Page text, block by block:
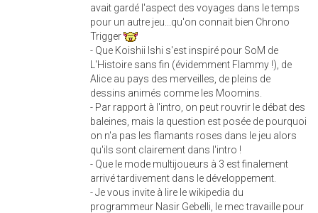
avait gardé l'aspect des voyages dans le temps
pour un autre jeu...qu'on connait bien Chrono
Trigger
- Que Koishii Ishi s'est inspiré pour SoM de
L'Histoire sans fin (évidemment Flammy !), de
Alice au pays des merveilles, de pleins de
dessins animés comme les Moomins.
- Par rapport à l'intro, on peut rouvrir le débat des
baleines, mais la question est posée de pourquoi
on n'a pas les flamants roses dans le jeu alors
qu'ils sont clairement dans l'intro !
- Que le mode multijoueurs à 3 est finalement
arrivé tardivement dans le développement.
- Je vous invite à lire le wikipedia du
programmeur Nasir Gebelli, le mec travaille pour